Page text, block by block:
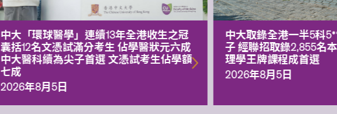
中大「環球醫學」連續13年全港收生之冠
囊括12名文憑試滿分考生 佔學醫狀元六成
中大醫科續為尖子首選 文憑試考生佔學額
七成
2026年8月5日
中大取錄全港一半5科
子 經聯招取錄2,855名
理學王牌課程成首選
2026年8月5日